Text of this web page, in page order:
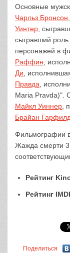
Основные
Чарльз Бронсон
Уинтер ,
сыгравший
персонажей в
Раффин ,
Ди ,
Правда ,
Maria Pravda)".
Майкл Уиннер ,
Брайан Гарфилд
Фильмографии
Жажда смерти
Рейтинг
Рейтинг
Поделиться